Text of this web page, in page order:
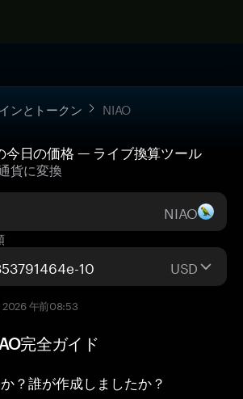
ンとトークン NIAO
今日の価格 — ライブ換算ツール
貨に変換
NIAO
USD
2026 午前08:53
完全ガイド
？誰が作成しましたか？